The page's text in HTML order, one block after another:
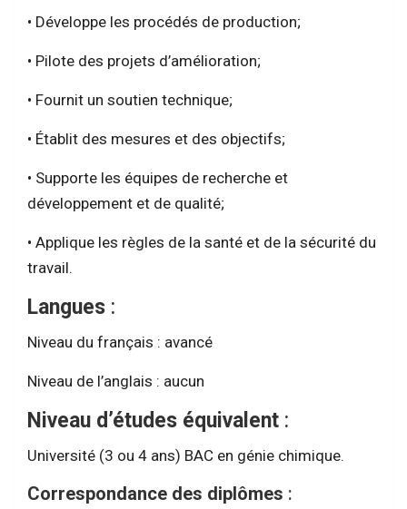
• Développe les procédés de production;
• Pilote des projets d’amélioration;
• Fournit un soutien technique;
• Établit des mesures et des objectifs;
• Supporte les équipes de recherche et
développement et de qualité;
• Applique les règles de la santé et de la sécurité du
travail.
Langues :
Niveau du français : avancé
Niveau de l’anglais : aucun
Niveau d’études équivalent :
Université (3 ou 4 ans) BAC en génie chimique.
Correspondance des diplômes :